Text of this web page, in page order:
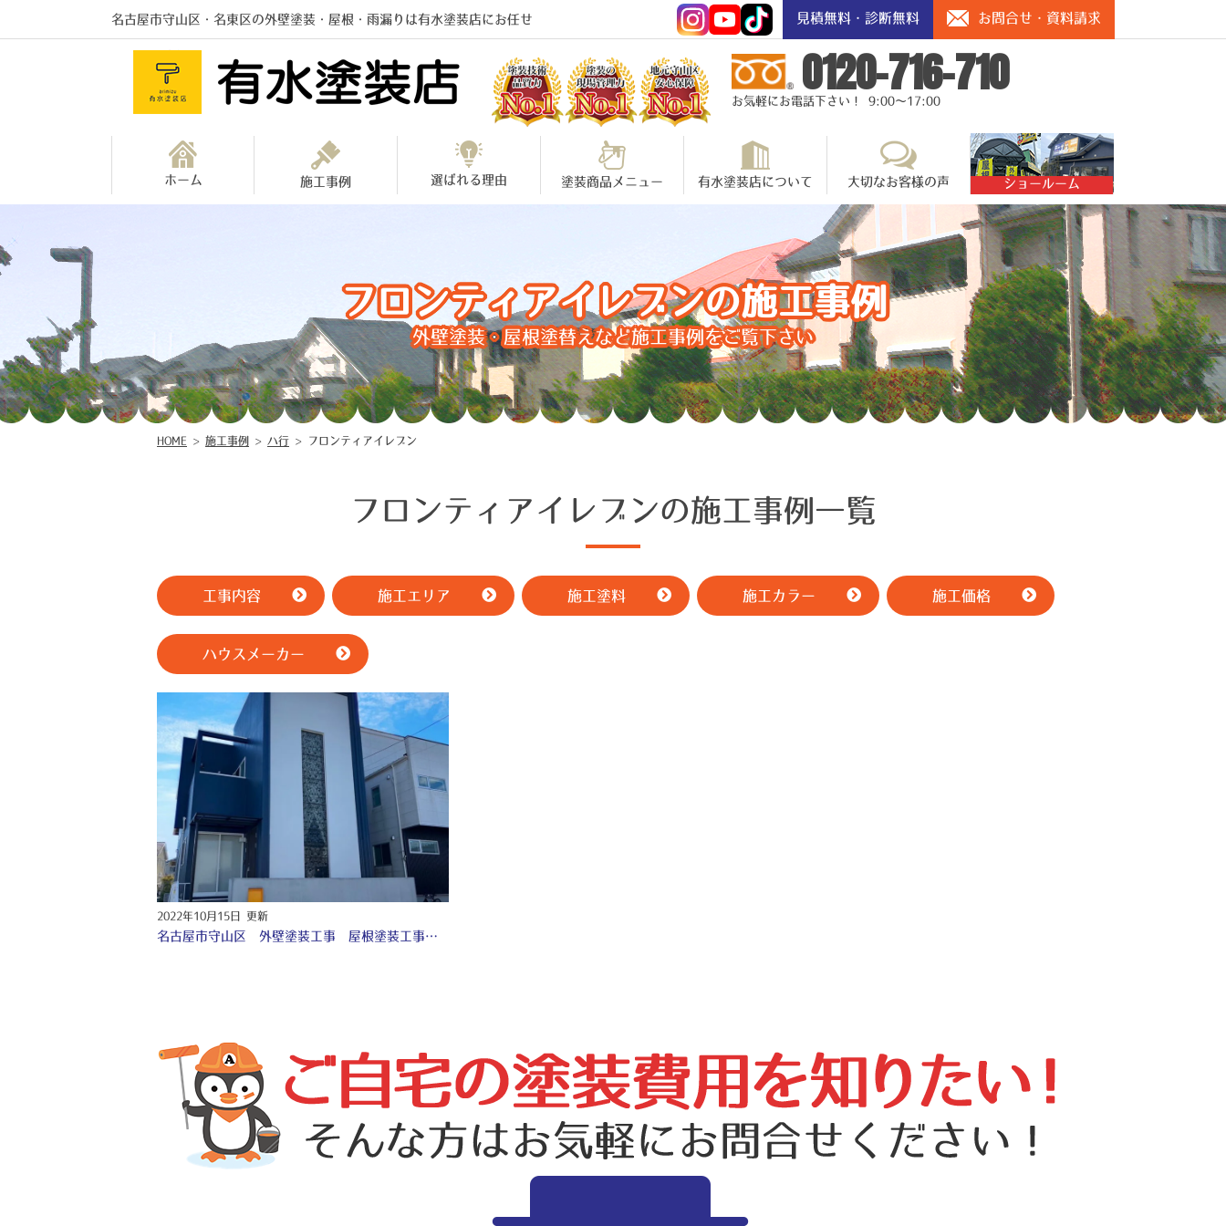
名古屋市守山区・名東区の外壁塗装・屋根・雨漏りは有水塗装店にお任せ 見積無料・診断無料 お問合せ・資料請求
0120-716-710
お気軽にお電話下さい！ 9:00～17:00
ホーム 施工事例 選ばれる理由 塗装商品メニュー 有水塗装店について 大切なお客様の声 ショールーム
フロンティアイレブンの施工事例
外壁塗装・屋根塗替えなど施工事例をご覧下さい
HOME > 施工事例 > ハ行 > フロンティアイレブン
フロンティアイレブンの施工事例一覧
工事内容 施工エリア 施工塗料 施工カラー 施工価格
ハウスメーカー
2022年10月15日 更新
名古屋市守山区 外壁塗装工事 屋根塗装工事 防水工事 シーリング工事 ♢